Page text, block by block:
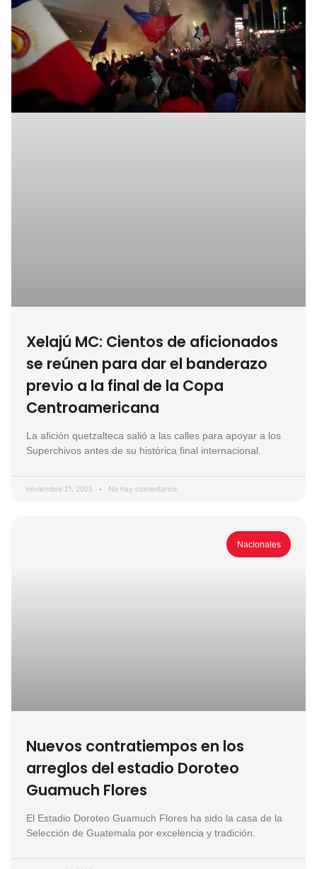
Xelajú MC: Cientos de aficionados
se reúnen para dar el banderazo
previo a la final de la Copa
Centroamericana
La afición quetzalteca salió a las calles para apoyar a los
Superchivos antes de su histórica final internacional.
noviembre 21, 2025 No hay comentarios
Nacionales
Nuevos contratiempos en los
arreglos del estadio Doroteo
Guamuch Flores
El Estadio Doroteo Guamuch Flores ha sido la casa de la
Selección de Guatemala por excelencia y tradición.